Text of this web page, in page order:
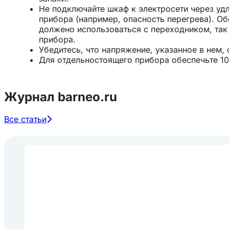
Не подключайте шкаф к электросети через
прибора (например, опасность перегрева).
должено использоваться с переходником,
прибора.
Убедитесь, что напряжение, указанное в нем,
Для отдельностоящего прибора обеспечьте
шкафа и сверху, чтобы обеспечить
чтобы вентиляционное отверстие в передней
Журнал barneo.ru
Все статьи